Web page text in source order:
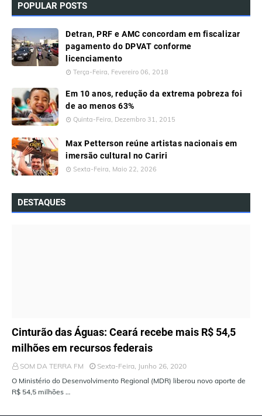
POPULAR POSTS
Detran, PRF e AMC concordam em fiscalizar
pagamento do DPVAT conforme
licenciamento
Terça-Feira, Fevereiro 06, 2018
Em 10 anos, redução da extrema pobreza foi
de ao menos 63%
Quinta-Feira, Dezembro 31, 2015
Max Petterson reúne artistas nacionais em
imersão cultural no Cariri
Sexta-Feira, Maio 22, 2026
DESTAQUES
ÚLTIMAS NOTÍCIAS
Cinturão das Águas: Ceará recebe mais R$ 54,5
milhões em recursos federais
SOM DA TERRA FM
Sexta-Feira, Junho 26, 2020
O Ministério do Desenvolvimento Regional (MDR) liberou novo aporte de
R$ 54,5 milhões …